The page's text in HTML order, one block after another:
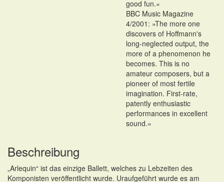
good fun.«
BBC Music Magazine
4/2001: »The more one
discovers of Hoffmann's
long-neglected output, the
more of a phenomenon he
becomes. This is no
amateur composers, but a
pioneer of most fertile
imagination. First-rate,
patently enthusiastic
performances in excellent
sound.«
Beschreibung
„Arlequin“ ist das einzige Ballett, welches zu Lebzeiten des
Komponisten veröffentlicht wurde. Uraufgeführt wurde es am